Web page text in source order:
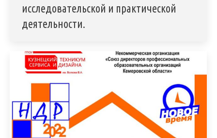
исследовательской и практической
деятельности.